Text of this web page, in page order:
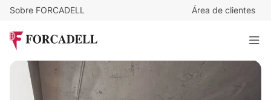
Sobre FORCADELL Área de clientes
Oficina en alquiler en calle Juan Ignacio Luca de Tena.
421 m²